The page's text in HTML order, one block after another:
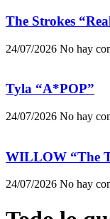
The Strokes
24/07/2026 No hay
Tyla “A*POP”
24/07/2026 No hay
WILLOW “The
24/07/2026 No hay